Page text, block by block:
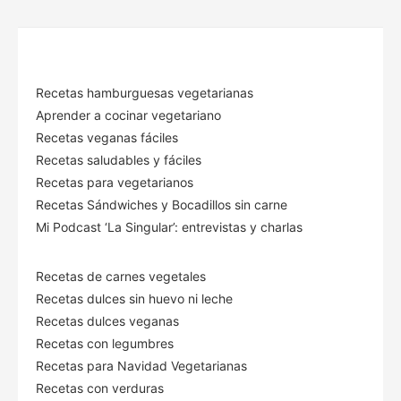
Recetas hamburguesas vegetarianas
Aprender a cocinar vegetariano
Recetas veganas fáciles
Recetas saludables y fáciles
Recetas para vegetarianos
Recetas Sándwiches y Bocadillos sin carne
Mi Podcast ‘La Singular’: entrevistas y charlas
Recetas de carnes vegetales
Recetas dulces sin huevo ni leche
Recetas dulces veganas
Recetas con legumbres
Recetas para Navidad Vegetarianas
Recetas con verduras